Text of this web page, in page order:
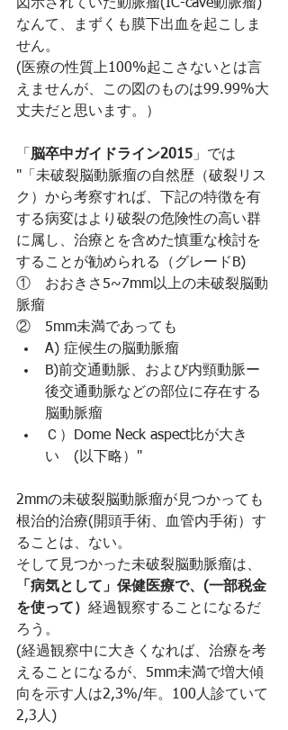
図示されていた動脈瘤(IC-cave動脈瘤)
なんて、まずくも膜下出血を起こしま
せん。
(医療の性質上100%起こさないとは言
えませんが、この図のものは99.99%大
丈夫だと思います。）
「 脳卒中ガイドライン2015 」では
"「未破裂脳動脈瘤の自然歴（破裂リス
ク）から考察すれば、下記の特徴を有
する病変はより破裂の危険性の高い群
に属し、治療とを含めた慎重な検討を
することが勧められる（グレードB)
①　おおきさ5~7mm以上の未破裂脳動
脈瘤
②　5mm未満であっても
A) 症候生の脳動脈瘤
B)前交通動脈、および内頸動脈ー
後交通動脈などの部位に存在する
脳動脈瘤
Ｃ）Dome Neck aspect比が大き
い　(以下略）"
2mmの未破裂脳動脈瘤が見つかっても
根治的治療(開頭手術、血管内手術）す
ることは、ない。
そして見つかった未破裂脳動脈瘤は、
「病気として」保健医療で、(一部税金
を使って） 経過観察することになるだ
ろう。
(経過観察中に大きくなれば、治療を考
えることになるが、5mm未満で増大傾
向を示す人は2,3%/年。100人診ていて
2,3人)